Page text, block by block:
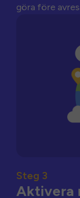
göra före
Steg 3
Aktivera